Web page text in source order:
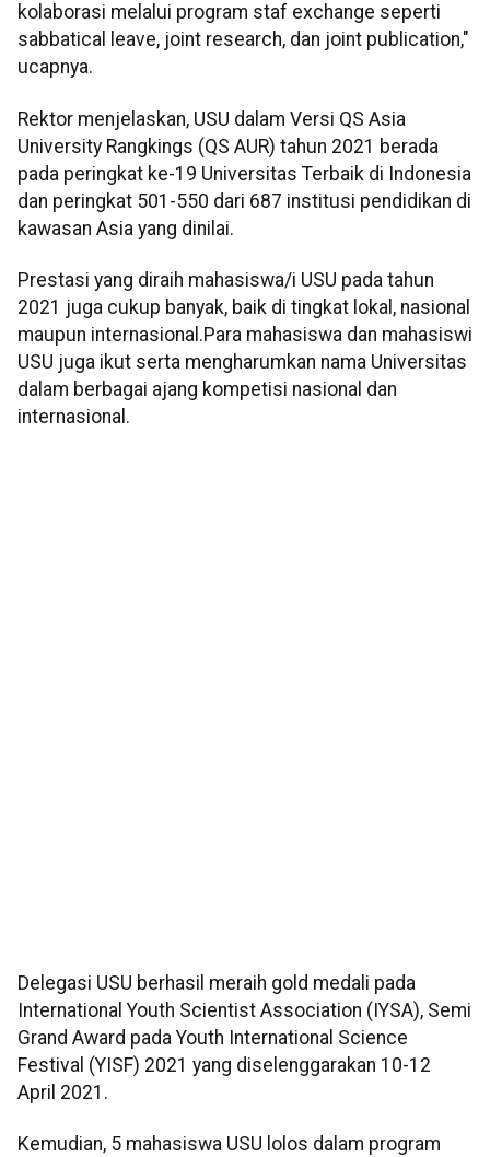
kolaborasi melalui program staf exchange seperti
sabbatical leave, joint research, dan joint publication,"
ucapnya.
Rektor menjelaskan, USU dalam Versi QS Asia
University Rangkings (QS AUR) tahun 2021 berada
pada peringkat ke-19 Universitas Terbaik di Indonesia
dan peringkat 501-550 dari 687 institusi pendidikan di
kawasan Asia yang dinilai.
Prestasi yang diraih mahasiswa/i USU pada tahun
2021 juga cukup banyak, baik di tingkat lokal, nasional
maupun internasional.Para mahasiswa dan mahasiswi
USU juga ikut serta mengharumkan nama Universitas
dalam berbagai ajang kompetisi nasional dan
internasional.
Delegasi USU berhasil meraih gold medali pada
International Youth Scientist Association (IYSA), Semi
Grand Award pada Youth International Science
Festival (YISF) 2021 yang diselenggarakan 10-12
April 2021.
Kemudian, 5 mahasiswa USU lolos dalam program